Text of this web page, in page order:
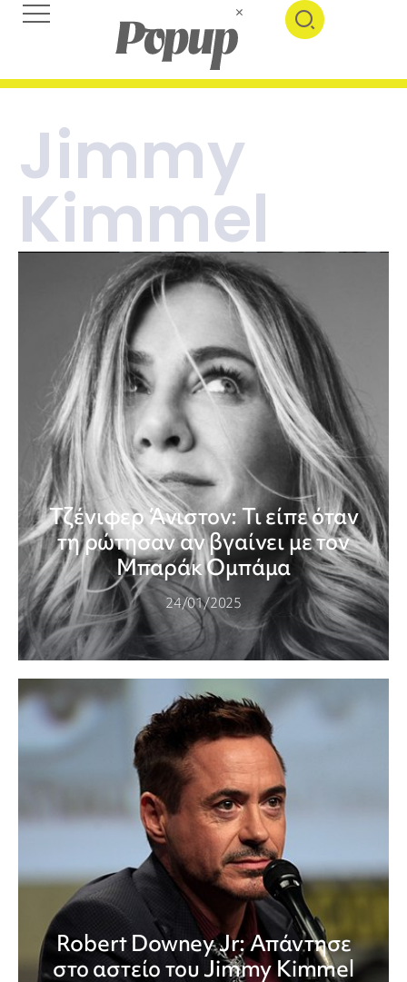
Jimmy
Kimmel
Τζένιφερ Άνιστον: Τι είπε όταν
τη ρώτησαν αν βγαίνει με τον
Μπαράκ Ομπάμα
24/01/2025
Robert Downey Jr: Απάντησε
στο αστείο του Jimmy Kimmel